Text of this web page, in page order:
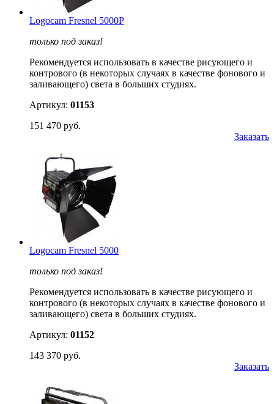
Logocam Fresnel 5000P
только под заказ!
Рекомендуется использовать в качестве рисующего и
контрового (в некоторых случаях в качестве фонового и
заливающего) света в больших студиях.
Артикул: 01153
151 470 руб.
Заказать
Logocam Fresnel 5000
только под заказ!
Рекомендуется использовать в качестве рисующего и
контрового (в некоторых случаях в качестве фонового и
заливающего) света в больших студиях.
Артикул: 01152
143 370 руб.
Заказать